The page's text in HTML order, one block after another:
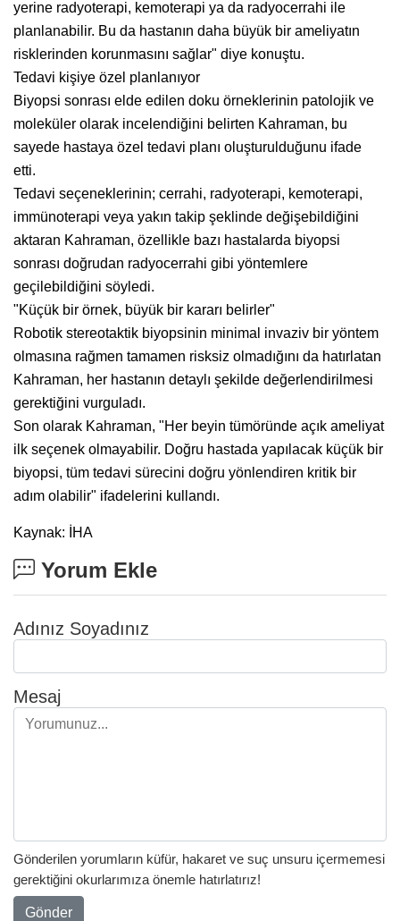
yerine radyoterapi, kemoterapi ya da radyocerrahi ile
planlanabilir. Bu da hastanın daha büyük bir ameliyatın
risklerinden korunmasını sağlar" diye konuştu.
Tedavi kişiye özel planlanıyor
Biyopsi sonrası elde edilen doku örneklerinin patolojik ve
moleküler olarak incelendiğini belirten Kahraman, bu
sayede hastaya özel tedavi planı oluşturulduğunu ifade
etti.
Tedavi seçeneklerinin; cerrahi, radyoterapi, kemoterapi,
immünoterapi veya yakın takip şeklinde değişebildiğini
aktaran Kahraman, özellikle bazı hastalarda biyopsi
sonrası doğrudan radyocerrahi gibi yöntemlere
geçilebildiğini söyledi.
"Küçük bir örnek, büyük bir kararı belirler"
Robotik stereotaktik biyopsinin minimal invaziv bir yöntem
olmasına rağmen tamamen risksiz olmadığını da hatırlatan
Kahraman, her hastanın detaylı şekilde değerlendirilmesi
gerektiğini vurguladı.
Son olarak Kahraman, "Her beyin tümöründe açık ameliyat
ilk seçenek olmayabilir. Doğru hastada yapılacak küçük bir
biyopsi, tüm tedavi sürecini doğru yönlendiren kritik bir
adım olabilir" ifadelerini kullandı.
Kaynak: İHA
Yorum Ekle
Adınız Soyadınız
Mesaj
Gönderilen yorumların küfür, hakaret ve suç unsuru içermemesi
gerektiğini okurlarımıza önemle hatırlatırız!
Gönder